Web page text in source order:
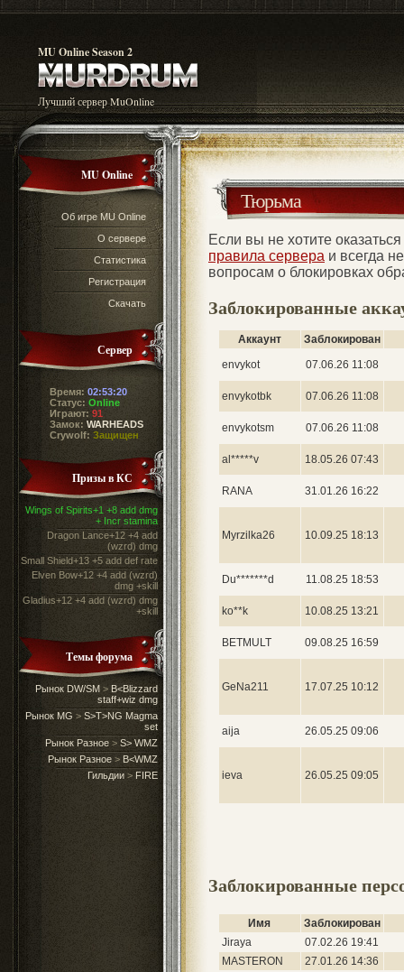
MU Online Season 2
Лучший сервер MuOnline
MU Online
Об игре MU Online
О сервере
Статистика
Регистрация
Скачать
Сервер
Время: 02:53:21
Статус: Online
Играют: 91
Замок: WARHEADS
Crywolf: Защищен
Призы в КС
Wings of Spirits+1 +8 add dmg
+ Incr stamina
Dragon Lance+12 +4 add
(wzrd) dmg
Small Shield+13 +5 add def rate
Elven Bow+12 +4 add (wzrd)
dmg +skill
Gladius+12 +4 add (wzrd) dmg
+skill
Темы форума
Рынок DW/SM > B<Blizzard
staff+wiz dmg
Рынок MG > S>T>NG Magma
set
Рынок Разное > S> WMZ
Рынок Разное > B<WMZ
Гильдии > FIRE
Тюрьма
Если вы не хотите
правила сервера и всегда
вопросам о блокировках
Заблокированные
Аккаунт
Заблокирован
envykot
07.06.26 11:08
envykotbk 07.06.26 11:08
envykotsm 07.06.26 11:08
al*****v 18.05.26 07:43
RANA 31.01.26 16:22
Myrzilka26 10.09.25 18:13
Du*******d 11.08.25 18:53
ko**k 10.08.25 13:21
BETMULT 09.08.25 16:59
GeNa211 17.07.25 10:12
aija 26.05.25 09:06
ieva 26.05.25 09:05
Заблокированные
Имя
Заблокирован
Jiraya
07.02.26 19:41
MASTERON
27.01.26 14:36